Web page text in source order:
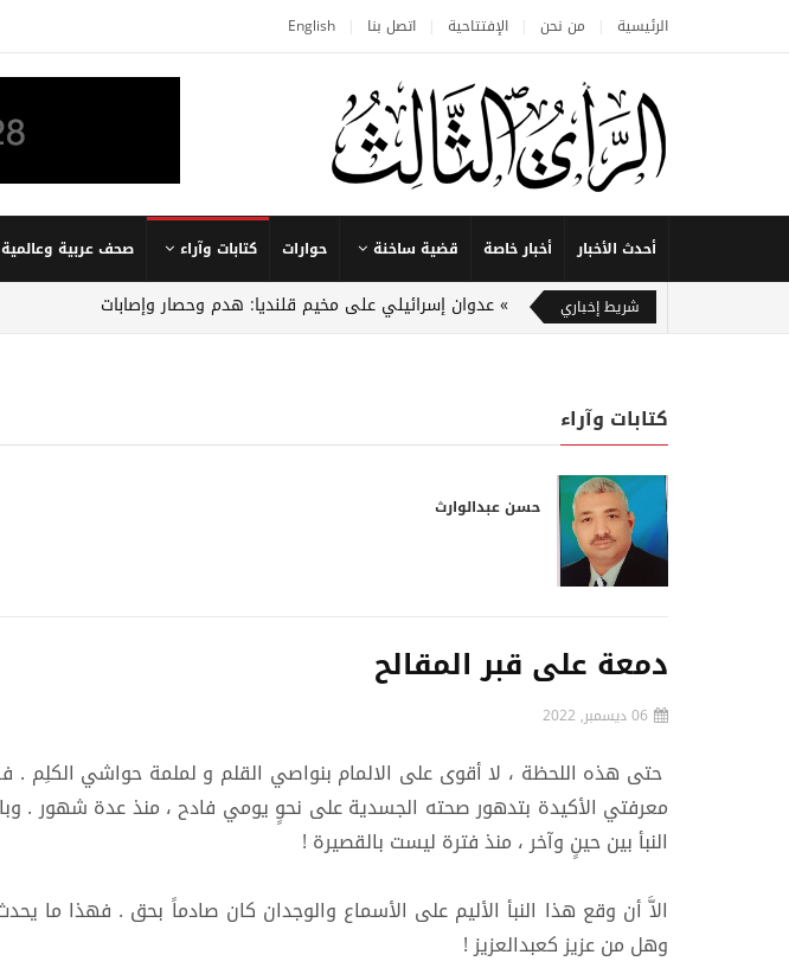
الرئيسية من نحن الإفتتاحية اتصل بنا English
أحدث الأخبار أخبار خاصة قضية ساخنة حوارات كتابات وآراء صحف عربية وعالمية
شريط إخباري عدوان إسرائيلي على مخيم قلنديا: هدم وحصار وإصابات
كتابات وآراء
حسن عبدالوارث
دمعة على قبر المقالح
06 ديسمبر, 2022
حتى هذه اللحظة ، لا أقوى على الالمام بنواصي القلم و لملمة حواشي الكلِم .
معرفتي الأكيدة بتدهور صحته الجسدية على نحوٍ يومي فادح ، منذ عدة شهور .
النبأ بين حينٍ وآخر ، منذ فترة ليست بالقصيرة !
الاَّ أن وقع هذا النبأ الأليم على الأسماع والوجدان كان صادماً بحق . فهذا ما
وهل من عزيز كعبدالعزيز !